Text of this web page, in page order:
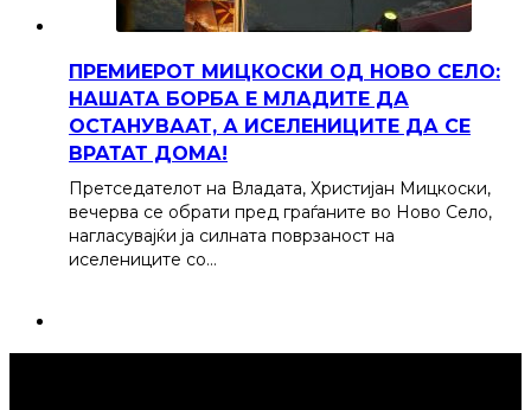
ПРЕМИЕРОТ МИЦКОСКИ ОД НОВО СЕЛО:
НАШАТА БОРБА Е МЛАДИТЕ ДА
ОСТАНУВААТ, А ИСЕЛЕНИЦИТЕ ДА СЕ
ВРАТАТ ДОМА!
Претседателот на Владата, Христијан Мицкоски,
вечерва се обрати пред граѓаните во Ново Село,
нагласувајќи ја силната поврзаност на
иселениците со…